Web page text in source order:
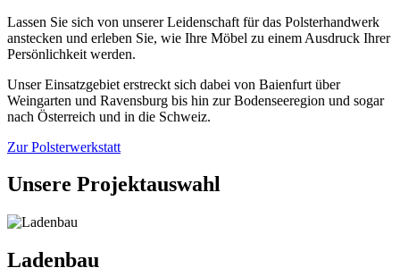
Lassen Sie sich von unserer Leidenschaft für das Polsterhandwerk
anstecken und erleben Sie, wie Ihre Möbel zu einem Ausdruck Ihrer
Persönlichkeit werden.
Unser Einsatzgebiet erstreckt sich dabei von Baienfurt über
Weingarten und Ravensburg bis hin zur Bodenseeregion und sogar
nach Österreich und in die Schweiz.
Zur Polsterwerkstatt
Unsere Projektauswahl
Ladenbau